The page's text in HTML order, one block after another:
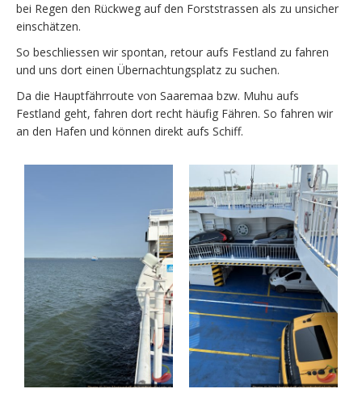
bei Regen den Rückweg auf den Forststrassen als zu unsicher
einschätzen.
So beschliessen wir spontan, retour aufs Festland zu fahren
und uns dort einen Übernachtungsplatz zu suchen.
Da die Hauptfährroute von Saaremaa bzw. Muhu aufs
Festland geht, fahren dort recht häufig Fähren. So fahren wir
an den Hafen und können direkt aufs Schiff.